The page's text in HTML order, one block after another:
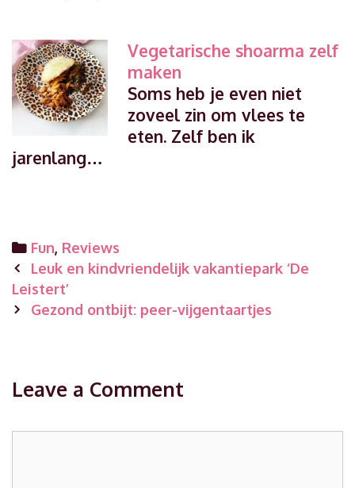
Vegetarische shoarma zelf
maken
Soms heb je even niet
zoveel zin om vlees te
eten. Zelf ben ik
jarenlang…
Categories
Fun, Reviews
Post
navigation
Leuk en kindvriendelijk vakantiepark ‘De
Leistert’
Gezond ontbijt: peer-vijgentaartjes
Leave a Comment